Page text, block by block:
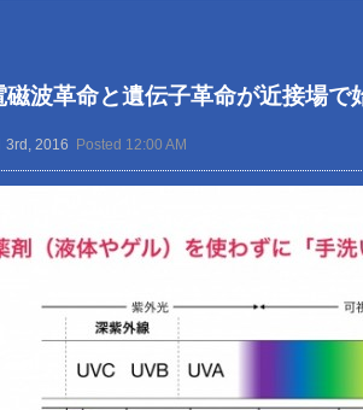
磁波革命と遺伝子革命が近接場で
2016 Posted 12:00 AM